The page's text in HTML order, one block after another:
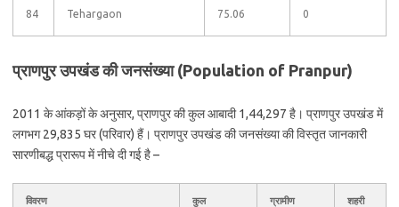
84 Tehargaon 75.06 0
प्राणपुर उपखंड की जनसंख्या (Population of Pranpur)
2011 के आंकड़ों के अनुसार, प्राणपुर की कुल आबादी 1,44,297 है। प्राणपुर उपखंड में
लगभग 29,835 घर (परिवार) हैं। प्राणपुर उपखंड की जनसंख्या की विस्तृत जानकारी
सारणीबद्ध प्रारूप में नीचे दी गई है –
विवरण कुल ग्रामीण शहरी